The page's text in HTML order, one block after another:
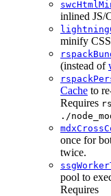
inlined JS/
minify
(instead of
Cache to
Requires
./
once for
twice.
pool to
Requires